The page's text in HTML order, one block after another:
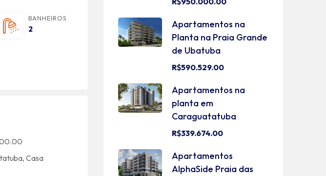
BANHEIROS
2
, Casa
Apartamentos na
Planta na Praia Grande
de Ubatuba
R$590.529.00
Apartamentos na
planta em
Caraguatatuba
R$339.674.00
Apartamentos
AlphaSide Praia das